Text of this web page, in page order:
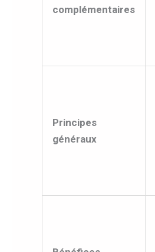
complémentaires
Principes
généraux